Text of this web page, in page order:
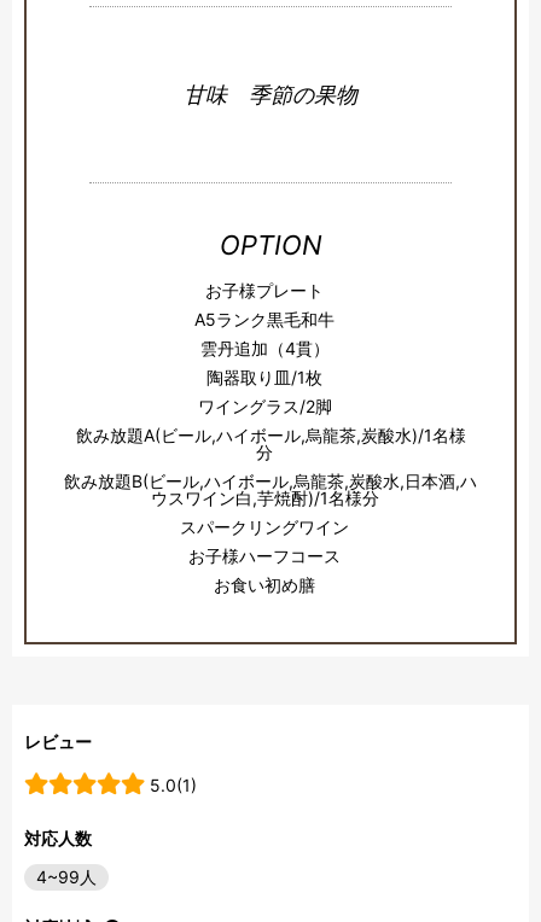
甘味 季節の果物
OPTION
お子様プレート
A5ランク黒毛和牛
雲丹追加（4貫）
陶器取り皿/1枚
ワイングラス/2脚
飲み放題A(ビール,ハイボール,烏龍茶,炭酸水)/1名様
分
飲み放題B(ビール,ハイボール,烏龍茶,炭酸水,日本酒,ハ
ウスワイン白,芋焼酎)/1名様分
スパークリングワイン
お子様ハーフコース
お食い初め膳
レビュー
5.0(1)
対応人数
4~99人